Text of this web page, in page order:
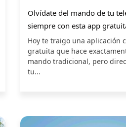
Olvídate del mando de tu
siempre con esta app
Hoy te traigo una aplicación
gratuita que hace
mando tradicional, pero
tu...